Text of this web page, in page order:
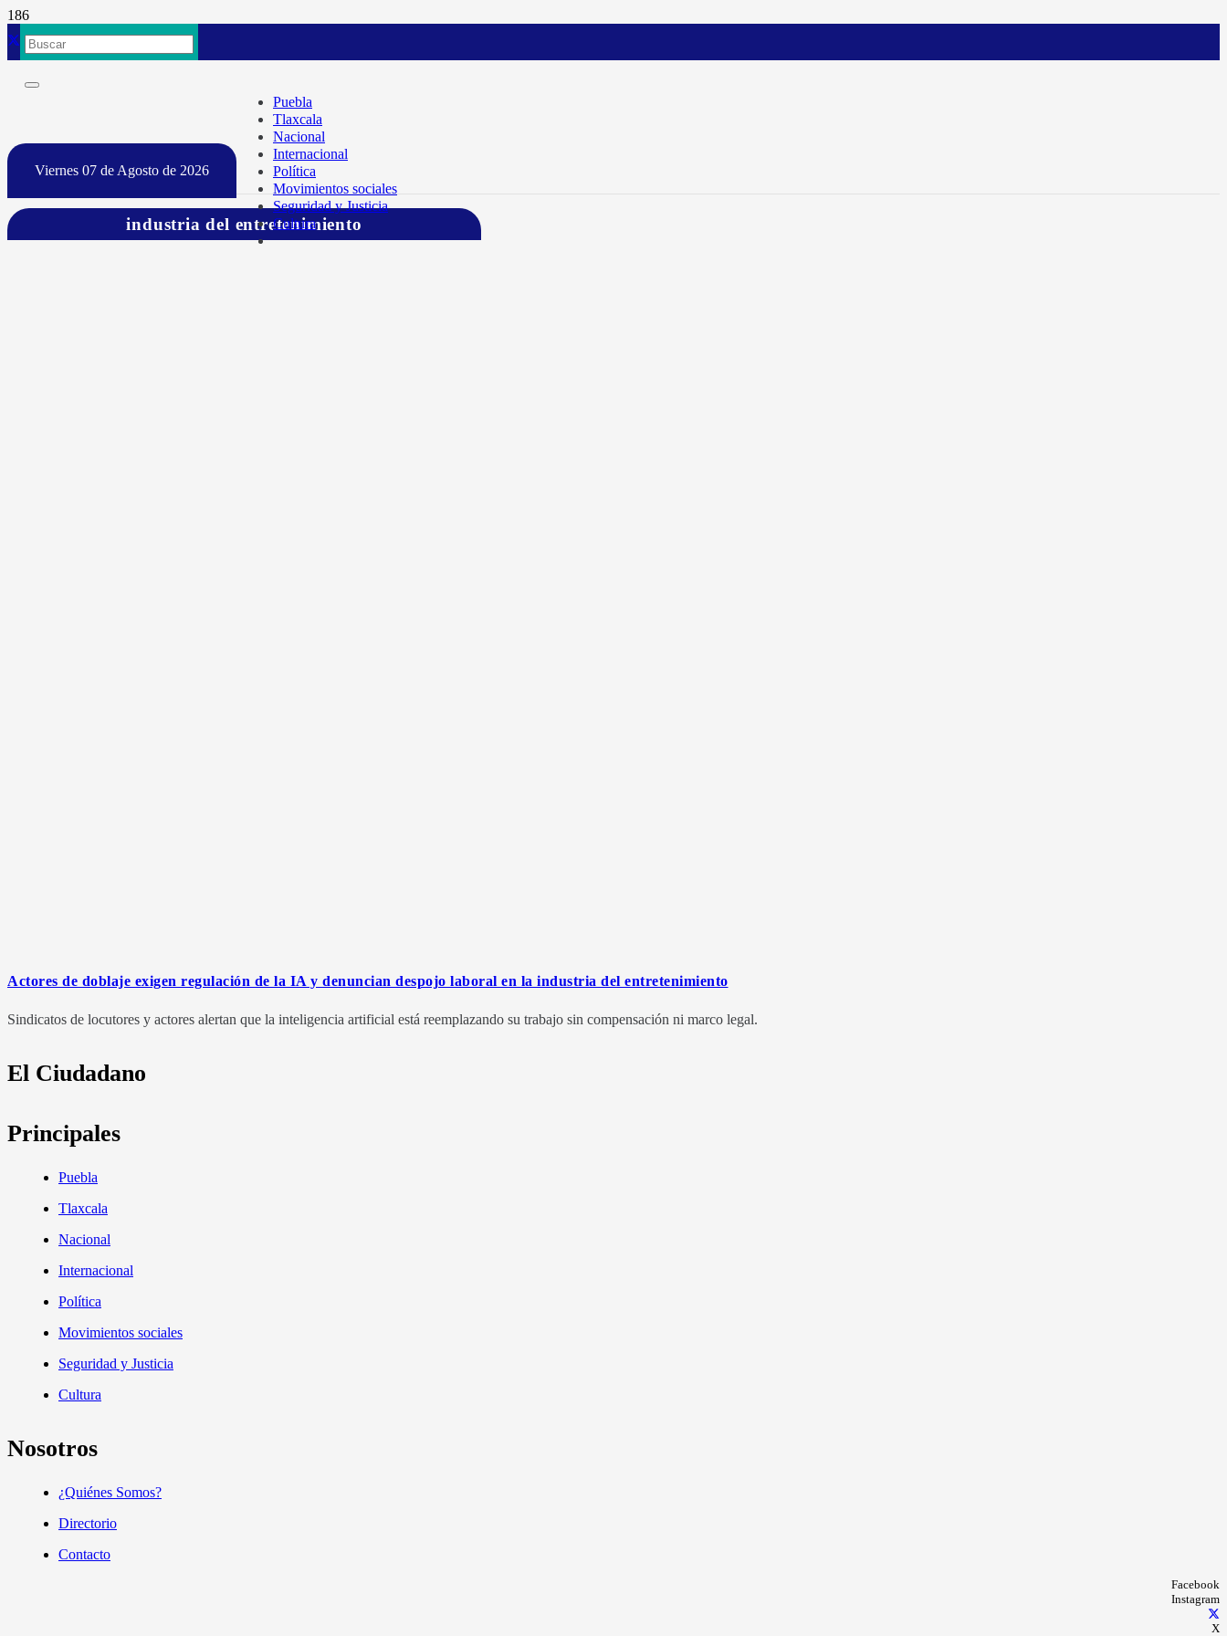
Viernes 07 de Agosto de 2026
Puebla
Tlaxcala
Nacional
Internacional
Política
Movimientos sociales
Seguridad y Justicia
Cultura
industria del entretenimiento
Actores de doblaje exigen regulación de la IA y denuncian despojo laboral en la industria del entretenimiento
Sindicatos de locutores y actores alertan que la inteligencia artificial está reemplazando su trabajo sin compensación ni marco legal.
El Ciudadano
Principales
Puebla
Tlaxcala
Nacional
Internacional
Política
Movimientos sociales
Seguridad y Justicia
Cultura
Nosotros
¿Quiénes Somos?
Directorio
Contacto
Facebook
Instagram
X